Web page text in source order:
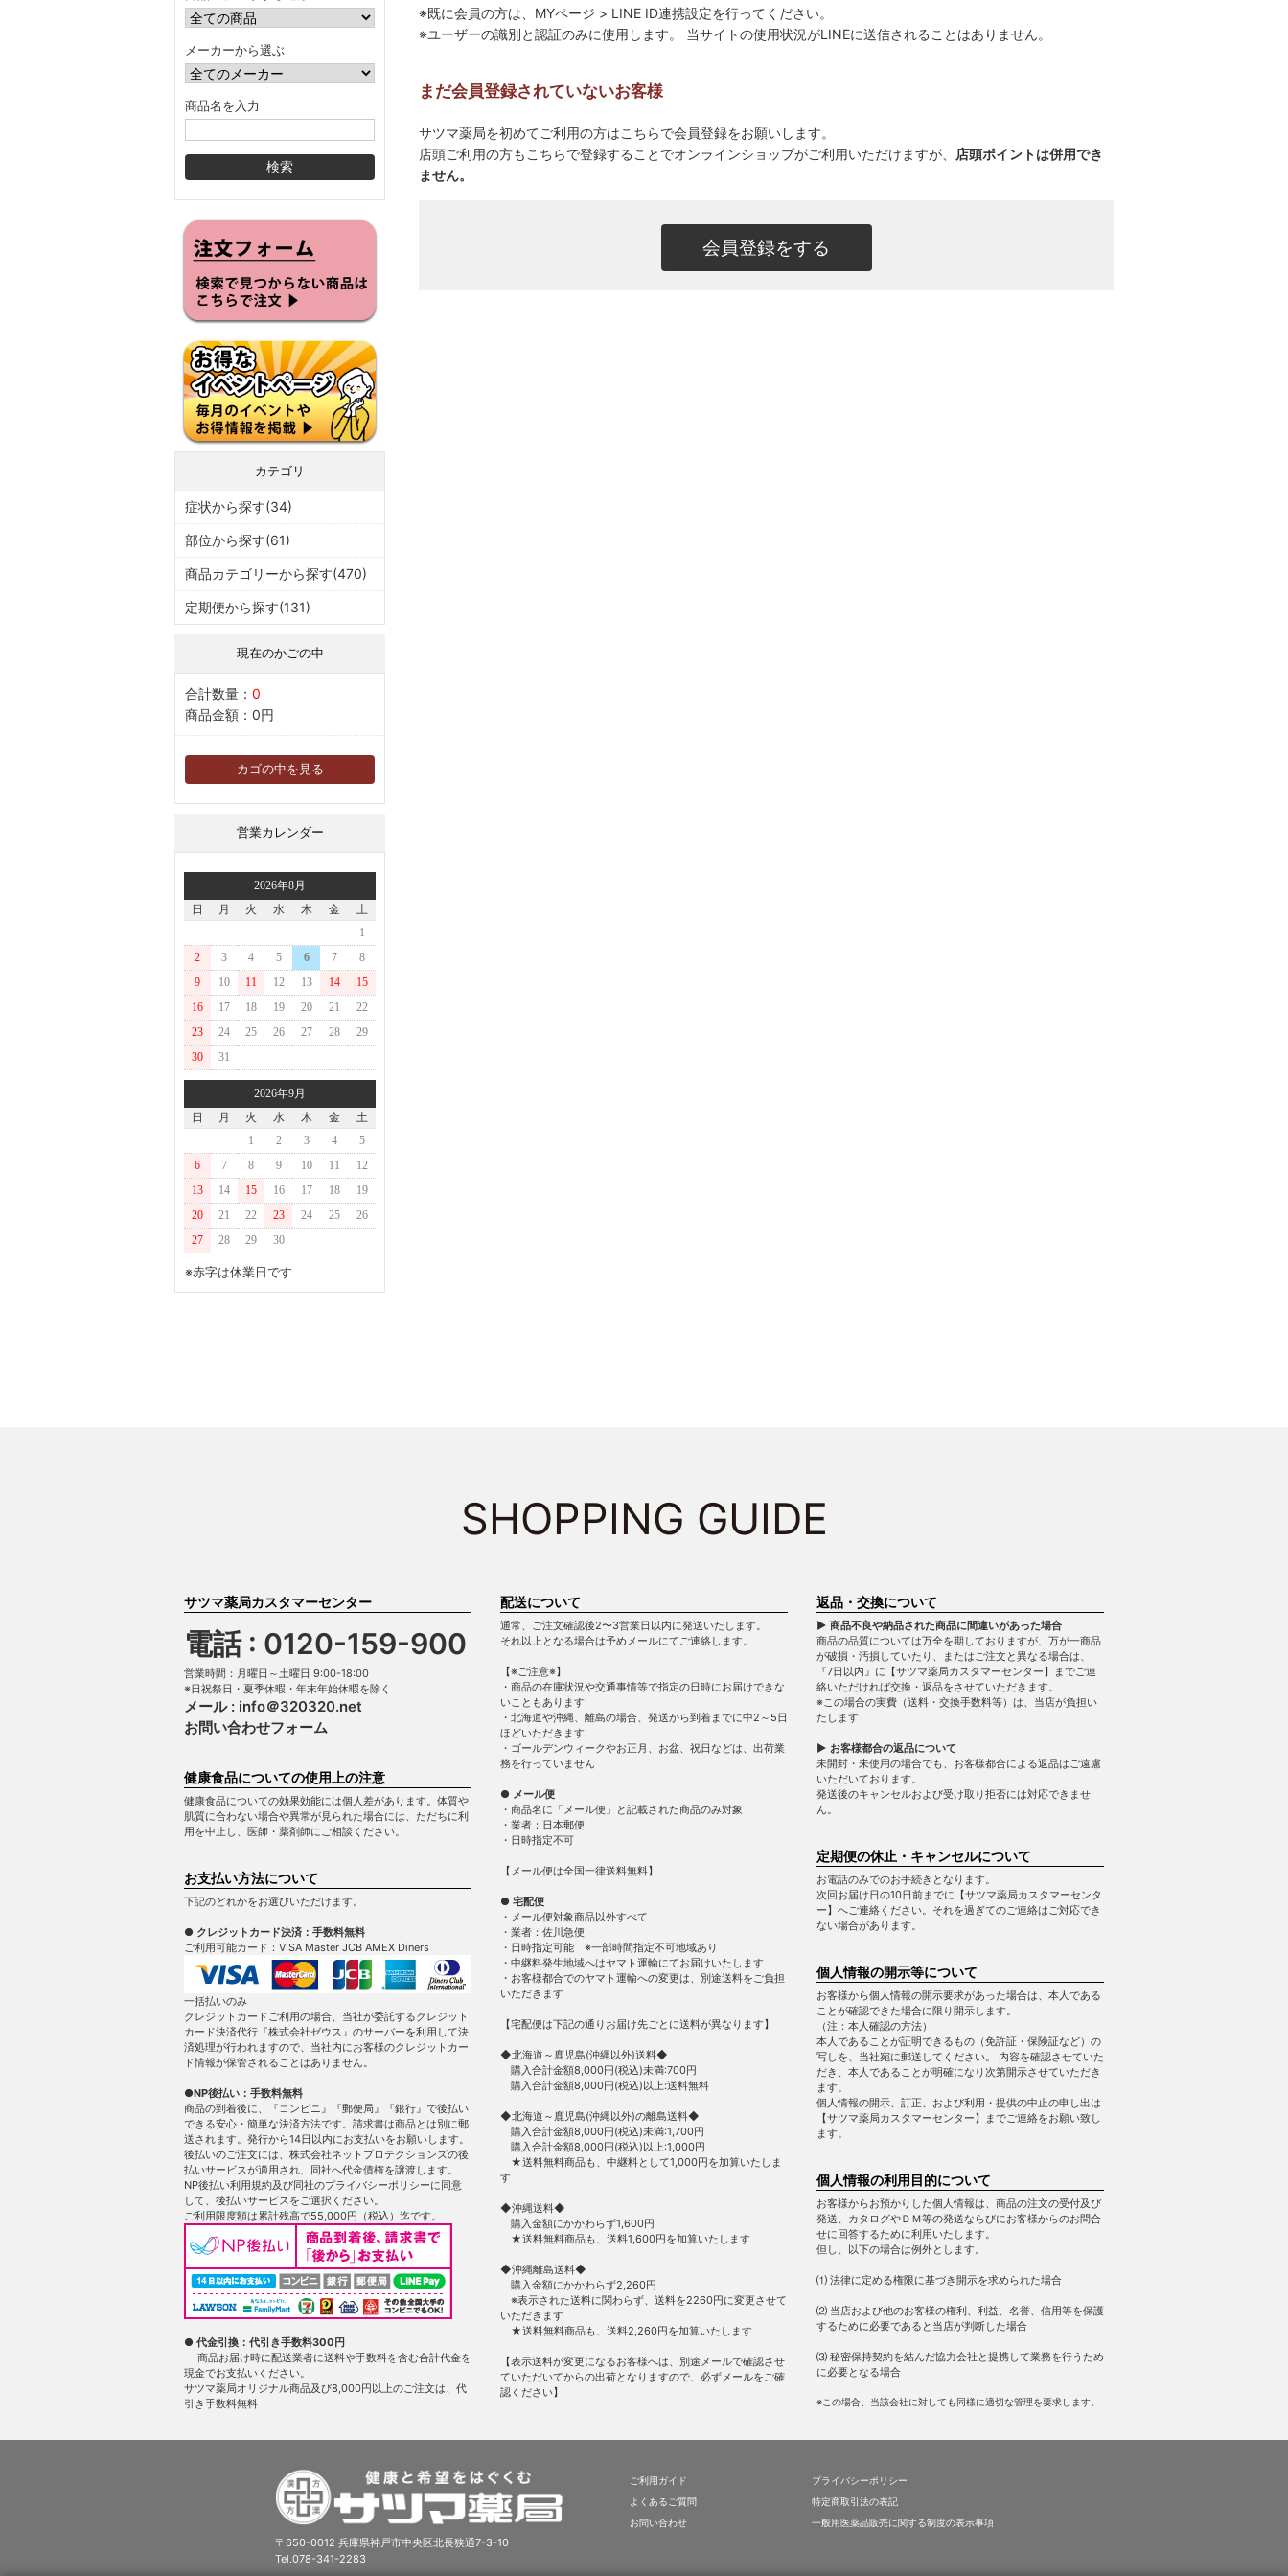
メーカーから選ぶ
商品名を入力
カテゴリ
症状から探す(34)
部位から探す(61)
商品カテゴリーから探す(470)
定期便から探す(131)
現在のかごの中
合計数量： 0
商品金額： 0円
カゴの中を見る
営業カレンダー
2026年8月
日
月 火 水 木 金
土
1
2
3 4 5 6 7
8
9
10 11 12 13 14
15
16
17 18 19 20 21
22
23
24 25 26 27 28
29
30
31
2026年9月
日
月 火 水 木 金
土
1
2 3 4
5
6
7 8 9 10 11
12
13
14 15 16 17 18
19
20
21 22 23 24 25
26
27
28 29 30
※赤字は休業日です
※既に会員の方は、MYページ > LINE ID連携設定を行ってください。
※ユーザーの識別と認証のみに使用します。 当サイトの使用状況がLINEに送信されることはありません。
まだ会員登録されていないお客様
サツマ薬局を初めてご利用の方はこちらで会員登録をお願いします。
店頭ご利用の方もこちらで登録することでオンラインショップがご利用いただけますが、
店頭ポイントは併用でき
ません。
会員登録をする
SHOPPING GUIDE
サツマ薬局カスタマーセンター
電話 : 0120-159-900
営業時間：月曜日～土曜日 9:00-18:00
※日祝祭日・夏季休暇・年末年始休暇を除く
メール : info＠320320.net
お問い合わせフォーム
健康食品についての使用上の注意
健康食品についての効果効能には個人差があります。体質や
肌質に合わない場合や異常が見られた場合には、ただちに利
用を中止し、医師・薬剤師にご相談ください。
お支払い方法について
下記のどれかをお選びいただけます。
● クレジットカード決済：手数料無料
ご利用可能カード：VISA Master JCB AMEX Diners
一括払いのみ
クレジットカードご利用の場合、当社が委託するクレジット
カード決済代行『株式会社ゼウス』のサーバーを利用して決
済処理が行われますので、当社内にお客様のクレジットカー
ド情報が保管されることはありません。
●NP後払い：手数料無料
商品の到着後に、『コンビニ』『郵便局』『銀行』で後払い
できる安心・簡単な決済方法です。請求書は商品とは別に郵
送されます。発行から14日以内にお支払いをお願いします。
後払いのご注文には、株式会社ネットプロテクションズの後
払いサービスが適用され、同社へ代金債権を譲渡します。
NP後払い利用規約及び同社のプライバシーポリシーに同意
して、後払いサービスをご選択ください。
ご利用限度額は累計残高で55,000円（税込）迄です。
● 代金引換：代引き手数料300円
商品お届け時に配送業者に送料や手数料を含む合計代金を
現金でお支払いください。
サツマ薬局オリジナル商品及び8,000円以上のご注文は、代
引き手数料無料
配送について
通常、ご注文確認後2〜3営業日以内に発送いたします。
それ以上となる場合は予めメールにてご連絡します。
【※ご注意※】
・商品の在庫状況や交通事情等で指定の日時にお届けできな
いこともあります
・北海道や沖縄、離島の場合、発送から到着までに中2～5日
ほどいただきます
・ゴールデンウィークやお正月、お盆、祝日などは、出荷業
務を行っていません
● メール便
・商品名に「メール便」と記載された商品のみ対象
・業者：日本郵便
・日時指定不可
【メール便は全国一律送料無料】
● 宅配便
・メール便対象商品以外すべて
・業者：佐川急便
・日時指定可能 ※一部時間指定不可地域あり
・中継料発生地域へはヤマト運輸にてお届けいたします
・お客様都合でのヤマト運輸への変更は、別途送料をご負担
いただきます
【宅配便は下記の通りお届け先ごとに送料が異なります】
◆北海道～鹿児島(沖縄以外)送料◆
購入合計金額8,000円(税込)未満:700円
購入合計金額8,000円(税込)以上:送料無料
◆北海道～鹿児島(沖縄以外)の離島送料◆
購入合計金額8,000円(税込)未満:1,700円
購入合計金額8,000円(税込)以上:1,000円
★送料無料商品も、中継料として1,000円を加算いたしま
す
◆沖縄送料◆
購入金額にかかわらず1,600円
★送料無料商品も、送料1,600円を加算いたします
◆沖縄離島送料◆
購入金額にかかわらず2,260円
※表示された送料に関わらず、送料を2260円に変更させて
いただきます
★送料無料商品も、送料2,260円を加算いたします
【表示送料が変更になるお客様へは、別途メールで確認させ
ていただいてからの出荷となりますので、必ずメールをご確
認ください】
返品・交換について
▶ 商品不良や納品された商品に間違いがあった場合
商品の品質については万全を期しておりますが、万が一商品
が破損・汚損していたり、またはご注文と異なる場合は、
『7日以内』に【サツマ薬局カスタマーセンター】までご連
絡いただければ交換・返品をさせていただきます。
※この場合の実費（送料・交換手数料等）は、当店が負担い
たします
▶ お客様都合の返品について
未開封・未使用の場合でも、お客様都合による返品はご遠慮
いただいております。
発送後のキャンセルおよび受け取り拒否には対応できませ
ん。
定期便の休止・キャンセルについて
お電話のみでのお手続きとなります。
次回お届け日の10日前までに【サツマ薬局カスタマーセンタ
ー】へご連絡ください。それを過ぎてのご連絡はご対応でき
ない場合があります。
個人情報の開示等について
お客様から個人情報の開示要求があった場合は、本人である
ことが確認できた場合に限り開示します。
（注：本人確認の方法）
本人であることが証明できるもの（免許証・保険証など）の
写しを、当社宛に郵送してください。 内容を確認させていた
だき、本人であることが明確になり次第開示させていただき
ます。
個人情報の開示、訂正、および利用・提供の中止の申し出は
【サツマ薬局カスタマーセンター】までご連絡をお願い致し
ます。
個人情報の利用目的について
お客様からお預かりした個人情報は、商品の注文の受付及び
発送、カタログやＤＭ等の発送ならびにお客様からのお問合
せに回答するために利用いたします。
但し、以下の場合は例外とします。
⑴ 法律に定める権限に基づき開示を求められた場合
⑵ 当店および他のお客様の権利、利益、名誉、信用等を保護
するために必要であると当店が判断した場合
⑶ 秘密保持契約を結んだ協力会社と提携して業務を行うため
に必要となる場合
※この場合、当該会社に対しても同様に適切な管理を要求します。
〒650-0012 兵庫県神戸市中央区北長狭通7-3-10
Tel.078-341-2283
ご利用ガイド
よくあるご質問
お問い合わせ
プライバシーポリシー
特定商取引法の表記
一般用医薬品販売に関する制度の表示事項